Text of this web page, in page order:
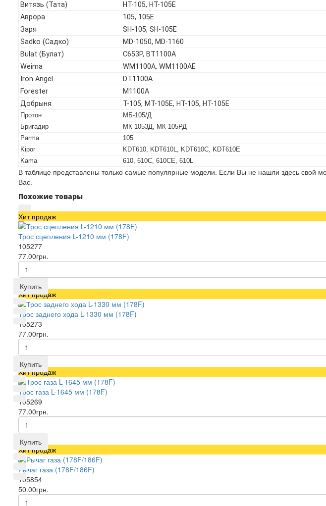
Витязь (Тата)
HT-105, HT-105E
Аврора
105, 105Е
Заря
SH-105, SH-105E
Sadko (Садко)
MD-1050, MD-1160
Bulat (Булат)
C653P, BT1100A
Weima
WM1100A, WM1100AE
Iron Angel
DT1100A
Forester
M1100A
Добрыня
T-105, МТ-105Е, НТ-105, НТ-105Е
Протон
МБ-105/Д
Бригадир
МК-1053Д, МК-105РД
Parma
105
Kipor
KDT610, KDT610L, KDT610C, KDT610E
Kama
610, 610C, 610CE, 610L
В таблице представлены только самые популярные модели. Если Вы не нашли здесь свой
Вас.
Похожие товары
Хит продаж
Трос сцепления L-1210 мм (178F)
105277
77.00грн.
Купить
Хит продаж
Трос заднего хода L-1330 мм (178F)
105273
77.00грн.
Купить
Хит продаж
Трос газа L-1645 мм (178F)
105269
77.00грн.
Купить
Хит продаж
Рычаг газа (178F/186F)
105854
50.00грн.